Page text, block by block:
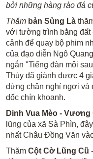
bởi những hàng rào đá
Thăm bản Sủng Là
với tường trình bằng
cảnh để quay bộ phim
của đạo diễn Ngô
ngắn "Tiếng đàn môi
Thủy đã giành được 4
dừng chân nghỉ ngơi và
dốc chín khoanh.
Dinh Vua Mèo -
lũng của xã Sà Phìn,
nhất Châu Đồng Văn
ThămCột Cờ Lũng Cũ